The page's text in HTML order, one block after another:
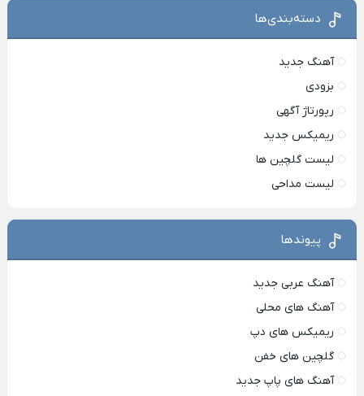
دسته‌بندی‌ها
آهنگ جدید
بزودی
رپورتاژ آگهی
ریمیکس جدید
لیست گلچین ها
لیست مداحی
پیوندها
آهنگ عربی جدید
آهنگ های محلی
ریمیکس های دپ
گلچین های خفن
آهنگ های پاپ جدید